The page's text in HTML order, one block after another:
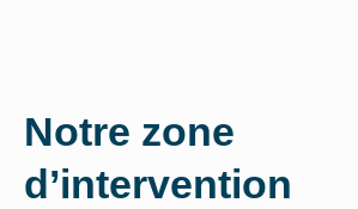
Notre zone
d’intervention